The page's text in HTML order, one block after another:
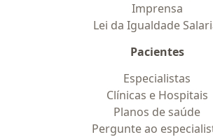
Imprensa
Lei da Igualdade
Pacientes
Especialistas
Clínicas e Hospitais
Planos de saúde
Pergunte ao